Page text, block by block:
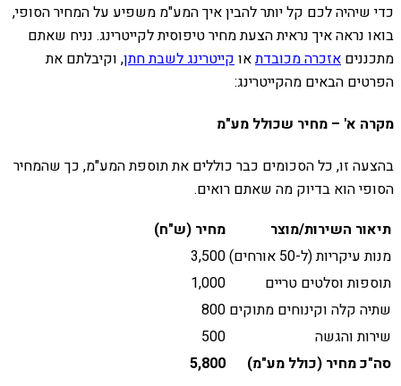
כדי שיהיה לכם קל יותר להבין איך המע"מ משפיע על המחיר הסופי,
בואו נראה איך נראית הצעת מחיר טיפוסית לקייטרינג. נניח שאתם
מתכננים אזכרה מכובדתאוקייטרינג לשבת חתן, וקיבלתם את
הפרטים הבאים מהקייטרינג:
מקרה א' – מחיר שכולל מע"מ
בהצעה זו, כל הסכומים כבר כוללים את תוספת המע"מ, כך שהמחיר
הסופי הוא בדיוק מה שאתם רואים.
תיאור השירות/מוצר
מחיר (ש"ח)
מנות עיקריות (ל-50 אורחים)
3,500
תוספות וסלטים טריים
1,000
שתיה קלה וקינוחים מתוקים 800
שירות והגשה
500
סה"כ מחיר (כולל מע"מ)
5,800